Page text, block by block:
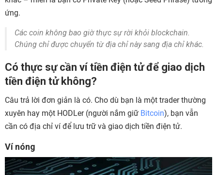
ứng.
Các coin không bao giờ thực sự rời khỏi blockchain.
Chúng chỉ được chuyển từ địa chỉ này sang địa chỉ khác.
Có thực sự cần ví tiền điện tử để giao dịch
tiền điện tử không?
Câu trả lời đơn giản là có. Cho dù bạn là một trader thường
xuyên hay một HODLer (người nắm giữ Bitcoin), bạn vẫn
cần có địa chỉ ví để lưu trữ và giao dịch tiền điện tử.
Ví nóng